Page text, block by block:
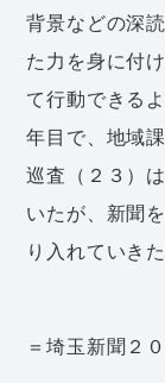
背景などの深
た力を身に付
て行動できる
年目で、地域
巡査（２３）
いたが、新聞
り入れていき
＝埼玉新聞２